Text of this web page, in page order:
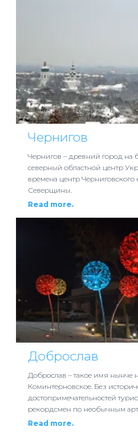
Чернигов
Чернигов – древний город на
северный областной центр
времена центр Черниговского
Северщины.
Read more.
Доброслав
Доброслав – такое имя нынче
Коминтерновское. Без
достопримечательностей
рекордсмен по необычным
Read more.